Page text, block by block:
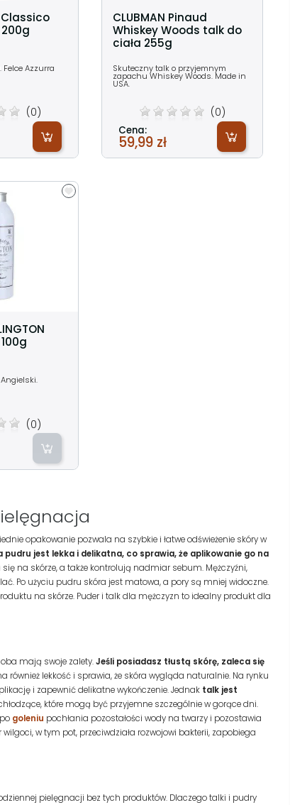
Classico
Felce Azzurra
(0)
CLUBMAN Pinaud
Whiskey Woods talk do
ciała 255g
Skuteczny talk o przyjemnym
zapachu Whiskey Woods. Made in
USA.
(0)
Cena:
59,99 zł
Angielski.
(0)
opakowanie pozwala na szybkie i łatwe odświeżenie skóry w
pudru jest lekka i delikatna, co sprawia, że aplikowanie go na
na skórze, a także kontrolują nadmiar sebum. Mężczyźni,
Po użyciu pudru skóra jest matowa, a pory są mniej widoczne.
na skórze. Puder i talk dla mężczyzn to idealny produkt dla
mają swoje zalety.Jeśli posiadasz tłustą skórę, zaleca się
lekkość i sprawia, że skóra wygląda naturalnie. Na rynku
i zapewnić delikatne wykończenie. Jednak talk jest
które mogą być przyjemne szczególnie w gorące dni.
goleniu pochłania pozostałości wody na twarzy i pozostawia
w tym pot, przeciwdziała rozwojowi bakterii, zapobiega
pielęgnacji bez tych produktów. Dlaczego talki i pudry